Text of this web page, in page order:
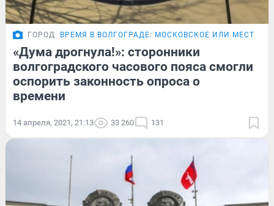
ГОРОД ВРЕМЯ В ВОЛГОГРАДЕ: МОСКОВСКОЕ ИЛИ
«Дума дрогнула!»: сторонники
волгоградского часового пояса смогли
оспорить законность опроса о
времени
14 апреля, 2021, 21:13 33 260 131